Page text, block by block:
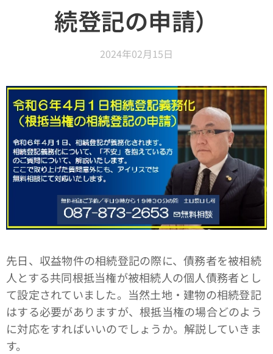
続登記の申請）
2024年02月15日
先日、収益物件の相続登記の際に、債務者を被相続
人とする共同根抵当権が被相続人の個人債務者とし
て設定されていました。当然土地・建物の相続登記
はする必要がありますが、根抵当権の場合どのよう
に対応をすればいいのでしょうか。解説していきま
す。